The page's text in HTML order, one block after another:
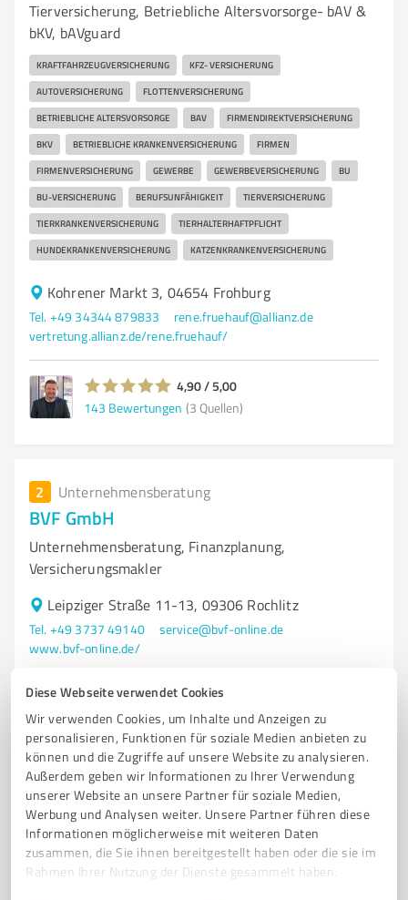
Diese Webseite verwendet Cookies
Wir verwenden Cookies, um Inhalte und Anzeigen zu
personalisieren, Funktionen für soziale Medien anbieten zu
können und die Zugriffe auf unsere Website zu analysieren.
Außerdem geben wir Informationen zu Ihrer Verwendung
unserer Website an unsere Partner für soziale Medien,
Werbung und Analysen weiter. Unsere Partner führen diese
Informationen möglicherweise mit weiteren Daten
zusammen, die Sie ihnen bereitgestellt haben oder die sie im
Rahmen Ihrer Nutzung der Dienste gesammelt haben.
Tierversicherung, Betriebliche Altersvorsorge- bAV &
bKV, bAVguard
KRAFTFAHRZEUGVERSICHERUNG KFZ- VERSICHERUNG
AUTOVERSICHERUNG FLOTTENVERSICHERUNG
BETRIEBLICHE ALTERSVORSORGE BAV FIRMENDIREKTVERSICHERUNG
BKV BETRIEBLICHE KRANKENVERSICHERUNG FIRMEN
FIRMENVERSICHERUNG GEWERBE GEWERBEVERSICHERUNG BU
BU-VERSICHERUNG BERUFSUNFÄHIGKEIT TIERVERSICHERUNG
TIERKRANKENVERSICHERUNG TIERHALTERHAFTPFLICHT
HUNDEKRANKENVERSICHERUNG KATZENKRANKENVERSICHERUNG
Kohrener Markt 3, 04654 Frohburg
Tel. +49 34344 879833
rene.fruehauf@allianz.de
vertretung.allianz.de/rene.fruehauf/
4,90 / 5,00
143 Bewertungen (3 Quellen)
2 Unternehmensberatung
BVF GmbH
Unternehmensberatung, Finanzplanung,
Versicherungsmakler
Leipziger Straße 11-13, 09306 Rochlitz
Tel. +49 3737 49140
service@bvf-online.de
www.bvf-online.de/
4,81 / 5,00
28Bewertungen (2 Quellen)